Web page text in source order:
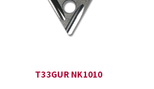
T33GUR NK1010